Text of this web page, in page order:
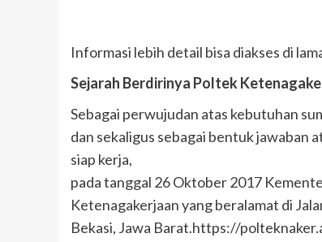
Informasi lebih detail bisa diakses di
Sejarah Berdirinya Poltek
Sebagai perwujudan atas kebutuhan
dan sekaligus sebagai bentuk jawaban
siap kerja,
pada tanggal 26 Oktober 2017
Ketenagakerjaan yang beralamat di
Bekasi, Jawa Barat.https://